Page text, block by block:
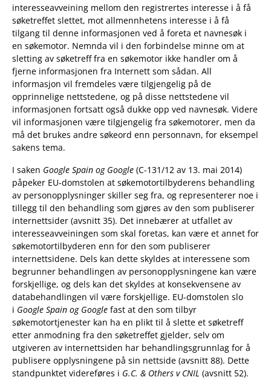
interesseavveining mellom den registrertes interesse i å få
søketreffet slettet, mot allmennhetens interesse i å få
tilgang til denne informasjonen ved å foreta et navnesøk i
en søkemotor. Nemnda vil i den forbindelse minne om at
sletting av søketreff fra en søkemotor ikke handler om å
fjerne informasjonen fra Internett som sådan. All
informasjon vil fremdeles være tilgjengelig på de
opprinnelige nettstedene, og på disse nettstedene vil
informasjonen fortsatt også dukke opp ved navnesøk. Videre
vil informasjonen være tilgjengelig fra søkemotorer, men da
må det brukes andre søkeord enn personnavn, for eksempel
sakens tema.
I saken Google Spain og Google (C-131/12 av 13. mai 2014)
påpeker EU-domstolen at søkemotortilbyderens behandling
av personopplysninger skiller seg fra, og representerer noe i
tillegg til den behandling som gjøres av den som publiserer
internettsider (avsnitt 35). Det innebærer at utfallet av
interesseavveiningen som skal foretas, kan være et annet for
søkemotortilbyderen enn for den som publiserer
internettsidene. Dels kan dette skyldes at interessene som
begrunner behandlingen av personopplysningene kan være
forskjellige, og dels kan det skyldes at konsekvensene av
databehandlingen vil være forskjellige. EU-domstolen slo
i Google Spain og Google fast at den som tilbyr
søkemotortjenester kan ha en plikt til å slette et søketreff
etter anmodning fra den søketreffet gjelder, selv om
utgiveren av internettsiden har behandlingsgrunnlag for å
publisere opplysningene på sin nettside (avsnitt 88). Dette
standpunktet videreføres i G.C. & Others v CNIL (avsnitt 52).